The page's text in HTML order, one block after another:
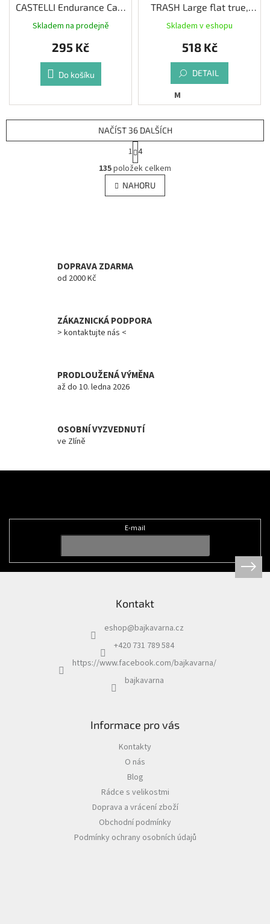
CASTELLI Endurance Cap,
brilliant orange
Skladem na prodejně
295 Kč
Do košíku
TRASH Large flat true,
Skladem v eshopu
518 Kč
DETAIL
M
O
v
l
á
ý
u
NAČÍST 36 DALŠÍCH
S
t
r
á
n
k
1 4
135položek celkem
NAHORU
DOPRAVA ZDARMA
od 2000 Kč
ZÁKAZNICKÁ PODPORA
> kontaktujte nás <
PRODLOUŽENÁ VÝMĚNA
až do 10. ledna 2026
OSOBNÍ VYZVEDNUTÍ
ve Zlíně
E-mail
Kontakt
eshop@bajkavarna.cz
+420 731 789 584
https://www.facebook.com/bajkavarna/
bajkavarna
Informace pro vás
Kontakty
O nás
Blog
Rádce s velikostmi
Doprava a vrácení zboží
Obchodní podmínky
Podmínky ochrany osobních údajů